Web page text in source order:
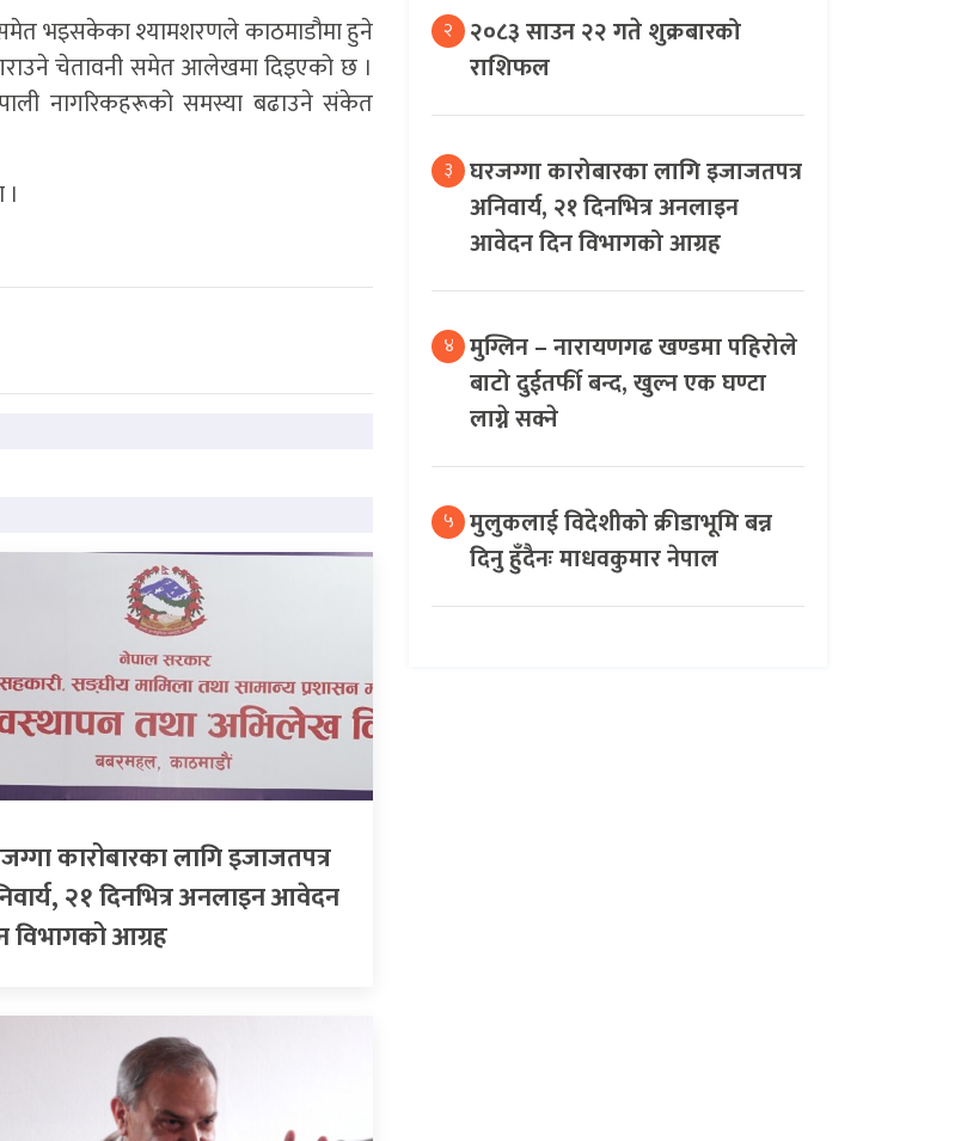
भइसकेका श्यामशरणले काठमाडौमा हुने
चेतावनी समेत आलेखमा दिइएको छ ।
नागरिकहरूको समस्या बढाउने संकेत
कारोबारका लागि इजाजतपत्र
२१ दिनभित्र अनलाइन आवेदन
विभागको आग्रह
२ २०८३ साउन २२ गते शुक्रबारको
राशिफल
३ घरजग्गा कारोबारका लागि इजाजतपत्र
अनिवार्य, २१ दिनभित्र अनलाइन
आवेदन दिन विभागको आग्रह
४ मुग्लिन – नारायणगढ खण्डमा पहिरोले
बाटो दुईतर्फी बन्द, खुल्न एक घण्टा
लाग्ने सक्ने
५ मुलुकलाई विदेशीको क्रीडाभूमि बन्न
दिनु हुँदैनः माधवकुमार नेपाल